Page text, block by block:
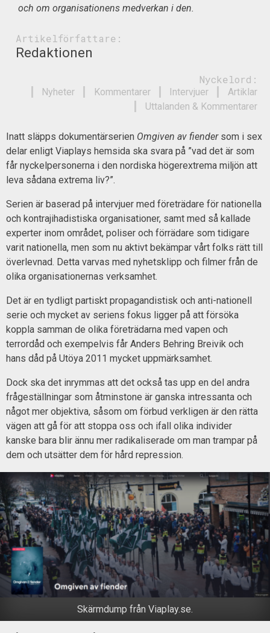
och om organisationens medverkan i den.
Artikelförfattare:
Redaktionen
Nyckelord:
Artiklar
Intervjuer
Kommentarer
Nyheter
Uttalanden & Kommentarer
Inatt släpps dokumentärserien Omgiven av fiendersom i sex
delar enligt Viaplays hemsida ska svara på ”vad det är som
får nyckelpersonerna i den nordiska högerextrema miljön att
leva sådana extrema liv?”.
Serien är baserad på intervjuer med företrädare för nationella
och kontrajihadistiska organisationer, samt med så kallade
experter inom området, poliser och förrädare som tidigare
varit nationella, men som nu aktivt bekämpar vårt folks rätt till
överlevnad. Detta varvas med nyhetsklipp och filmer från de
olika organisationernas verksamhet.
Det är en tydligt partiskt propagandistisk och anti-nationell
serie och mycket av seriens fokus ligger på att försöka
koppla samman de olika företrädarna med vapen och
terrordåd och exempelvis får Anders Behring Breivik och
hans dåd på Utöya 2011 mycket uppmärksamhet.
Dock ska det inrymmas att det också tas upp en del andra
frågeställningar som åtminstone är ganska intressanta och
något mer objektiva, såsom om förbud verkligen är den rätta
vägen att gå för att stoppa oss och ifall olika individer
kanske bara blir ännu mer radikaliserade om man trampar på
dem och utsätter dem för hård repression.
Skärmdump från Viaplay.se.